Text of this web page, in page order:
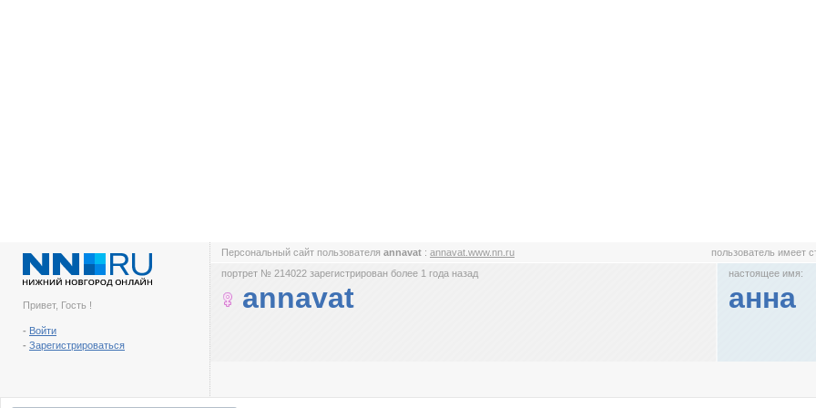
Привет, Гость !
- Войти
- Зарегистрироваться
Персональный сайт пользователя annavat : annavat.www.nn.ru пользователь имеет
портрет № 214022 зарегистрирован более 1 года назад
annavat
настоящее имя:
анна